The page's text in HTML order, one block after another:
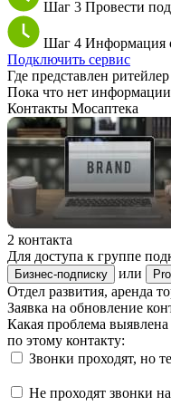
Шаг 3 Провести
Шаг 4 Информация
Подключить сервис
Где представлен ритейлер
Пока что нет информации
Контакты Мосаптека
2 контакта
Для доступа к группе
Бизнес-подписку или
Отдел развития, аренда
Заявка на обновление
Какая проблема выявлена
по этому контакту:
Звонки проходят, но
Не проходят звонки